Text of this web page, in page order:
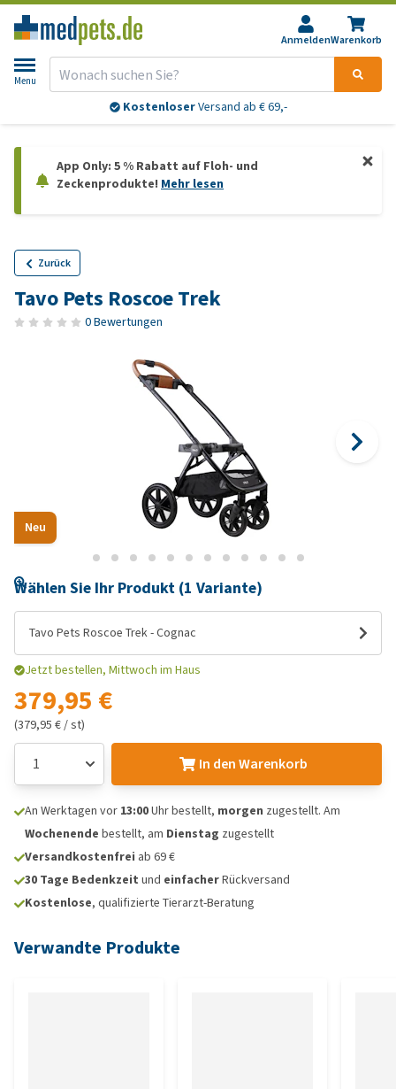
AnmeldenWarenkorb
Menu
KostenloserVersand ab € 69,-
App Only: 5 % Rabatt auf Floh- und
Zeckenprodukte! Mehr lesen
Zurück
Tavo Pets Roscoe Trek
0 Bewertungen
Neu
Wählen Sie Ihr Produkt (1 Variante)
Tavo Pets Roscoe Trek - Cognac
Jetzt bestellen, Mittwoch im Haus
379,95 €
(379,95 € / st)
In den Warenkorb
An Werktagen vor 13:00Uhr bestellt, morgen zugestellt. Am
Wochenende bestellt, am Dienstag zugestellt
Versandkostenfrei ab 69 €
30 Tage Bedenkzeit und einfacherRückversand
Kostenlose, qualifizierte Tierarzt-Beratung
Verwandte Produkte